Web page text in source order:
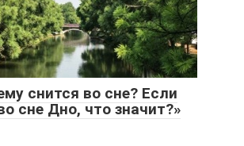
снится во сне? Если
сне Дно, что значит?»